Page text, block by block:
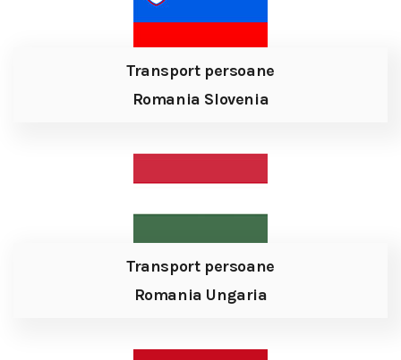
Transport persoane
Romania Slovenia
Transport persoane
Romania Ungaria